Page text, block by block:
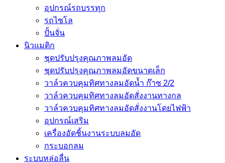
อุปกรณ์รถบรรทุก
รถไซโล
ปั้นจั่น
นิวแมติก
ชุดปรับปรุงคุณภาพลมอัด
ชุดปรับปรุงคุณภาพลมอัดขนาดเล็ก
วาล์วควบคุมทิศทางลมอัดน้ำ ก๊าซ 2/2
วาล์วควบคุมทิศทางลมอัดสั่งงานทางกล
วาล์วควบคุมทิศทางลมอัดสั่งงานโดยไฟฟ้า
อุปกรณ์เสริม
เครื่องอัดชิ้นงานระบบลมอัด
กระบอกลม
ระบบหล่อลื่น